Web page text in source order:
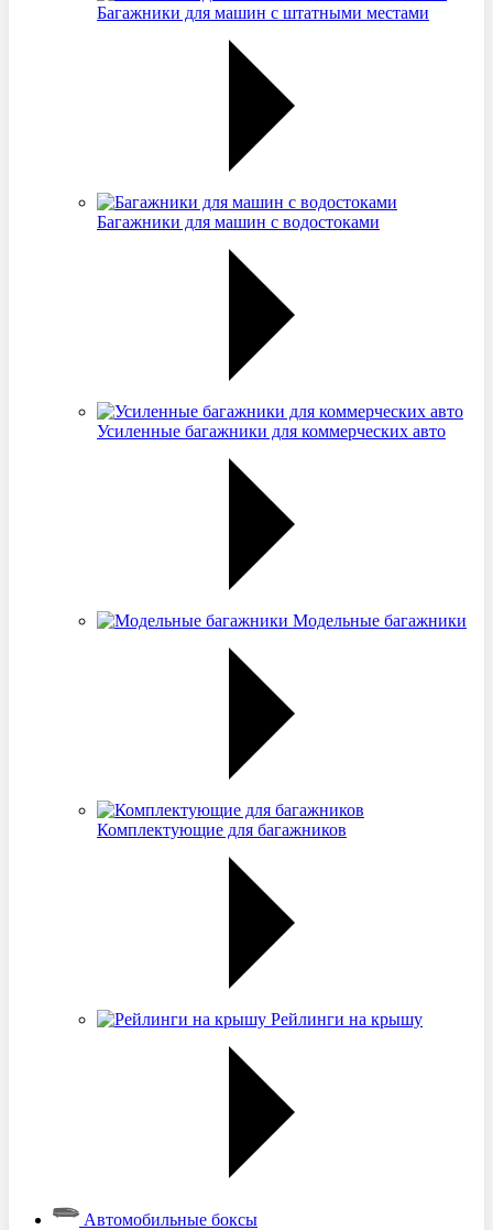
Багажники для машин с штатными местами
Багажники для машин с водостоками
Усиленные багажники для коммерческих авто
Модельные багажники
Комплектующие для багажников
Рейлинги на крышу
Автомобильные боксы